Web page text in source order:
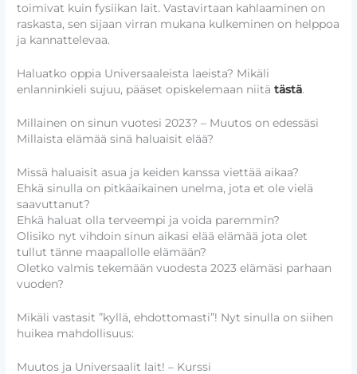
toimivat kuin fysiikan lait. Vastavirtaan kahlaaminen on
raskasta, sen sijaan virran mukana kulkeminen on helppoa
ja kannattelevaa.
Haluatko oppia Universaaleista laeista? Mikäli
enlanninkieli sujuu, pääset opiskelemaan niitä tästä.
Millainen on sinun vuotesi 2023? – Muutos on edessäsi
Millaista elämää sinä haluaisit elää?
Missä haluaisit asua ja keiden kanssa viettää aikaa?
Ehkä sinulla on pitkäaikainen unelma, jota et ole vielä
saavuttanut?
Ehkä haluat olla terveempi ja voida paremmin?
Olisiko nyt vihdoin sinun aikasi elää elämää jota olet
tullut tänne maapallolle elämään?
Oletko valmis tekemään vuodesta 2023 elämäsi parhaan
vuoden?
Mikäli vastasit ”kyllä, ehdottomasti”! Nyt sinulla on siihen
huikea mahdollisuus:
Muutos ja Universaalit lait! – Kurssi